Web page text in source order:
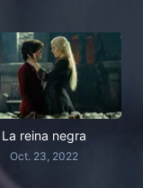
La reina negra
Oct. 23, 2022